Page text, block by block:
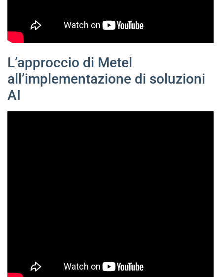
L’approccio di Metel
all’implementazione di soluzioni
AI